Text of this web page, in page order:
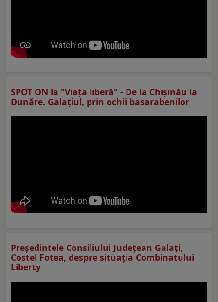
SPOT ON la "Viaţa liberă" - De la Chișinău la
Dunăre. Galațiul, prin ochii basarabenilor
Preşedintele Consiliului Judeţean Galaţi,
Costel Fotea, despre situaţia Combinatului
Liberty